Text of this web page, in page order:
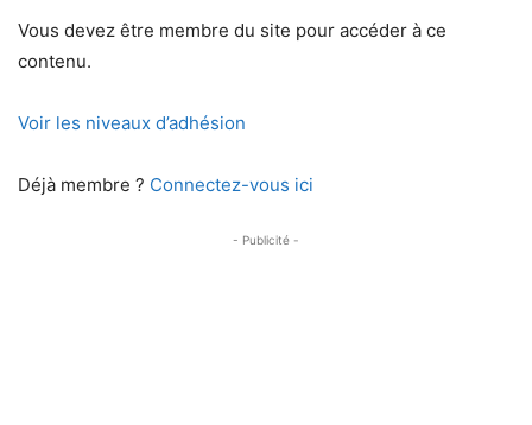
Vous devez être membre du site pour accéder à ce
contenu.
Voir les niveaux d’adhésion
Déjà membre ? Connectez-vous ici
- Publicité -